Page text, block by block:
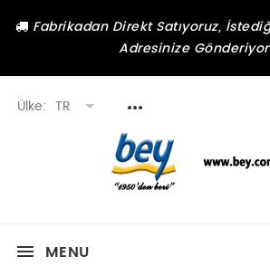
Fabrikadan Direkt Satıyoruz,
Adresinize
Ülke: TR
MENU